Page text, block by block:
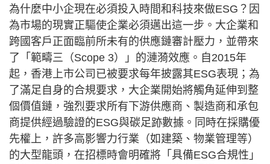
為什麼中小企現在必須投入時間和科技來做ESG？因
為市場的現實正驅使企業必須邁出這一步。大企業和
跨國客戶正面臨前所未有的供應鏈審計壓力，並帶來
了「範疇三（Scope 3）」的漣漪效應。自2015年
起，香港上市公司已被要求每年披露其ESG表現；為
了滿足自身的合規要求，大企業開始將觸角延伸到整
個價值鏈，強烈要求所有下游供應商、製造商和承包
商提供經過驗證的ESG與碳足跡數據。同時在採購優
先權上，許多高影響力行業（如建築、物業管理等）
的大型龍頭，在招標時會明確將「具備ESG合規性」